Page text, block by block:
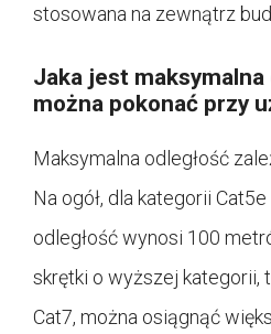
stosowana na zewnątrz
Jaka jest maksymalna
można pokonać przy
Maksymalna odległość
Na ogół, dla kategorii
odległość wynosi 100
skrętki o wyższej kategorii,
Cat7, można osiągnąć